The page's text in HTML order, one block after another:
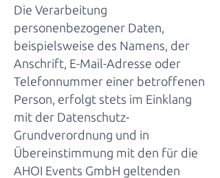
Die Verarbeitung
personenbezogener Daten,
beispielsweise des Namens, der
Anschrift, E-Mail-Adresse oder
Telefonnummer einer betroffenen
Person, erfolgt stets im Einklang
mit der Datenschutz-
Grundverordnung und in
Übereinstimmung mit den für die
AHOI Events GmbH geltenden